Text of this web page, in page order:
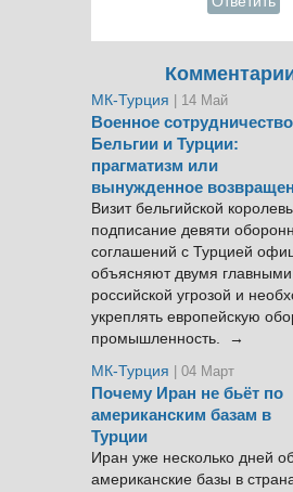
МК-Турция | 14 Май
Военное сотрудничество
Бельгии и Турции:
прагматизм или
вынужденное
Визит бельгийской
подписание девяти
соглашений с Турцией
объясняют двумя
российской угрозой и
укреплять европейскую
промышленность. →
МК-Турция
| 04 Март
Почему Иран не бьёт по
американским базам в
Турции
Иран уже несколько дней
американские базы в